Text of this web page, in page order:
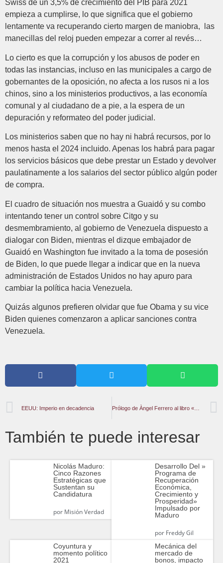
Swiss de un 3,5% de crecimiento del PIB para 2021
empieza a cumplirse, lo que significa que el gobierno
lentamente va recuperando cierto margen de maniobra, las
manecillas del reloj pueden empezar a correr al revés…
Lo cierto es que la corrupción y los abusos de poder en
todas las instancias, incluso en las municipales a cargo de
gobernantes de la oposición, no afecta a los rusos ni a los
chinos, sino a los ministerios productivos, a las economía
comunal y al ciudadano de a pie, a la espera de un
depuración y reformateo del poder judicial.
Los ministerios saben que no hay ni habrá recursos, por lo
menos hasta el 2024 incluido. Apenas los habrá para pagar
los servicios básicos que debe prestar un Estado y devolver
paulatinamente a los salarios del sector público algún poder
de compra.
El cuadro de situación nos muestra a Guaidó y su combo
intentando tener un control sobre Citgo y su
desmembramiento, al gobierno de Venezuela dispuesto a
dialogar con Biden, mientras el dizque embajador de
Guaidó en Washington fue invitado a la toma de posesión
de Biden, lo que puede llegar a indicar que en la nueva
administración de Estados Unidos no hay apuro para
cambiar la política hacia Venezuela.
Quizás algunos prefieren olvidar que fue Obama y su vice
Biden quienes comenzaron a aplicar sanciones contra
Venezuela.
EEUU: Imperio en decadencia Prólogo de Àngel Ferrero al libro «Friedrich Engels» de Michael R. Krätke
También te puede interesar
Nicolás Maduro:
Cinco Razones
Estratégicas que
Sustentan su
Candidatura
porMisión Verdad
Desarrollo Del »
Programa de
Recuperación
Económica,
Crecimiento y
Prosperidad»
Impulsado por
Maduro
porFreddy Gil
Coyuntura y
momento político
2021
Mecánica del
mercado de
bonos, impacto